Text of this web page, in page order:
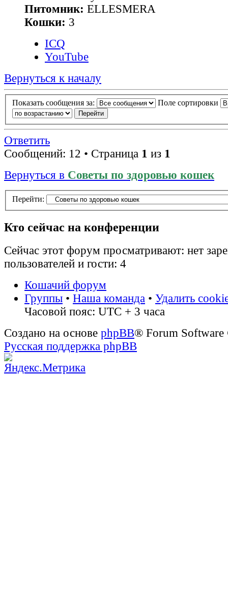
Питомник: ELLESMERA
Кошки: 3
ICQ
YouTube
Вернуться к началу
Показать сообщения за: Поле сортировки
Ответить
Сообщений: 12 • Страница 1 из 1
Вернуться в Советы по здоровью кошек
Перейти:
Кто сейчас на конференции
Сейчас этот форум просматривают: нет
пользователей и гости: 4
Кошачий форум
Группы • Наша команда • Удалить
Часовой пояс: UTC + 3 часа
Создано на основе phpBB® Forum
Русская поддержка phpBB